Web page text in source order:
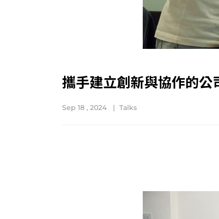
攜手建立創新與協作的公
Sep 18 , 2024 Talks